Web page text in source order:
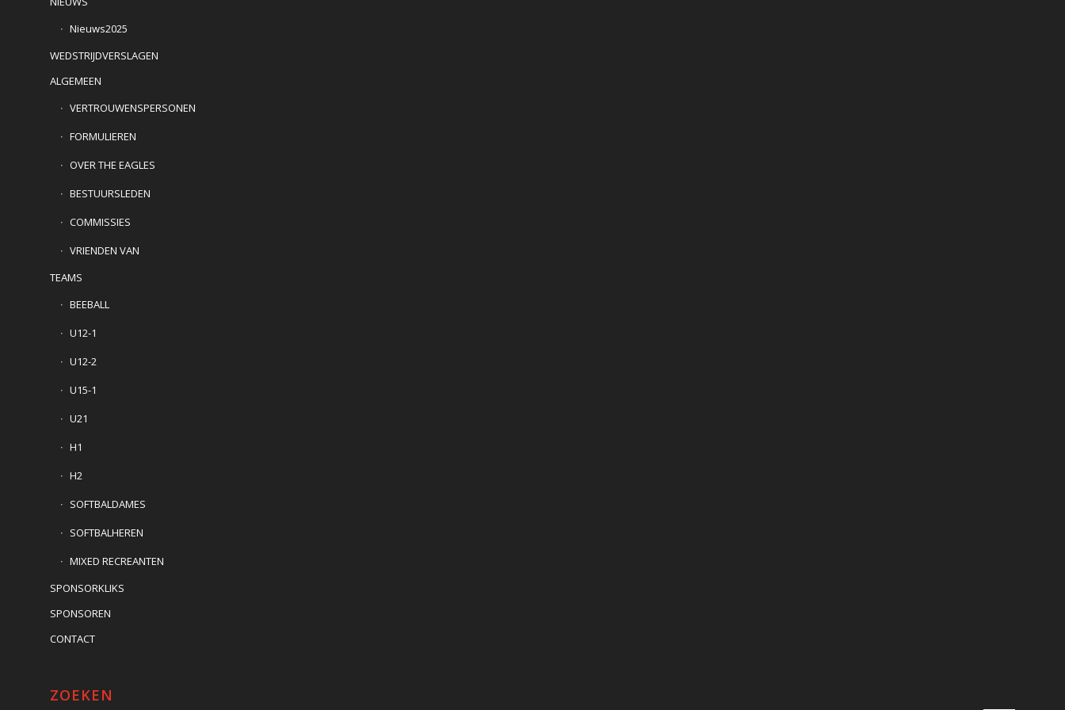
Nieuws2025
WEDSTRIJDVERSLAGEN
ALGEMEEN
VERTROUWENSPERSONEN
FORMULIEREN
OVER THE EAGLES
BESTUURSLEDEN
COMMISSIES
VRIENDEN VAN
TEAMS
BEEBALL
U12-1
U12-2
U15-1
U21
H1
H2
SOFTBALDAMES
SOFTBALHEREN
MIXED RECREANTEN
SPONSORKLIKS
SPONSOREN
CONTACT
ZOEKEN